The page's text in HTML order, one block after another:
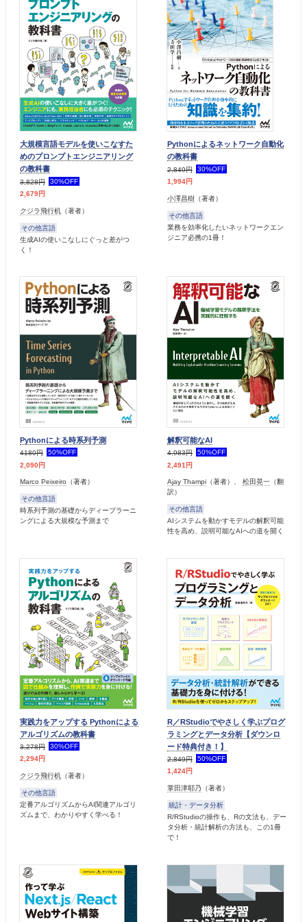
大規模言語モデルを使いこなすた
めのプロンプトエンジニアリング
の教科書
3,828円
30%OFF
2,679円
クジラ飛行机 （著者）
その他言語
生成AIの使いこなしにぐっと差がつ
く！
Pythonによるネットワーク自動化
の教科書
2,849円
30%OFF
1,994円
小澤昌樹 （著者）
その他言語
業務を効率化したいネットワークエン
ジニア必携の1冊！
Pythonによる時系列予測
4180円
50%OFF
2,090円
Marco Peixeiro （著者）
その他言語
時系列予測の基礎からディープラーニ
ングによる大規模な予測まで
解釈可能なAI
4,983円
50%OFF
2,491円
Ajay Thampi （著者）、 松田晃一 （翻
訳）
その他言語
AIシステムを動かすモデルの解釈可能
性を高め、説明可能なAIへの道を開く
実践力をアップする Pythonによる
アルゴリズムの教科書
3,278円
30%OFF
2,294円
クジラ飛行机 （著者）
その他言語
定番アルゴリズムからAI関連アルゴリ
ズムまで、わかりやすく学べる！
R／RStudioでやさしく学ぶプログ
ラミングとデータ分析【ダウンロ
ード特典付き！】
2,849円
50%OFF
1,424円
掌田津耶乃 （著者）
統計・データ分析
R/RStudioの操作も、Rの文法も、デー
タ分析・統計解析の方法も、この1冊
で！